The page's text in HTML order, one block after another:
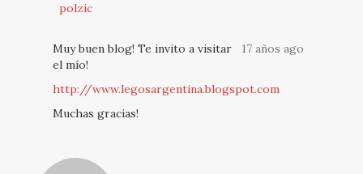
polzic
17 años ago
Muy buen blog! Te invito a visitar
el mío!
http://www.legosargentina.blogspot.com
Muchas gracias!